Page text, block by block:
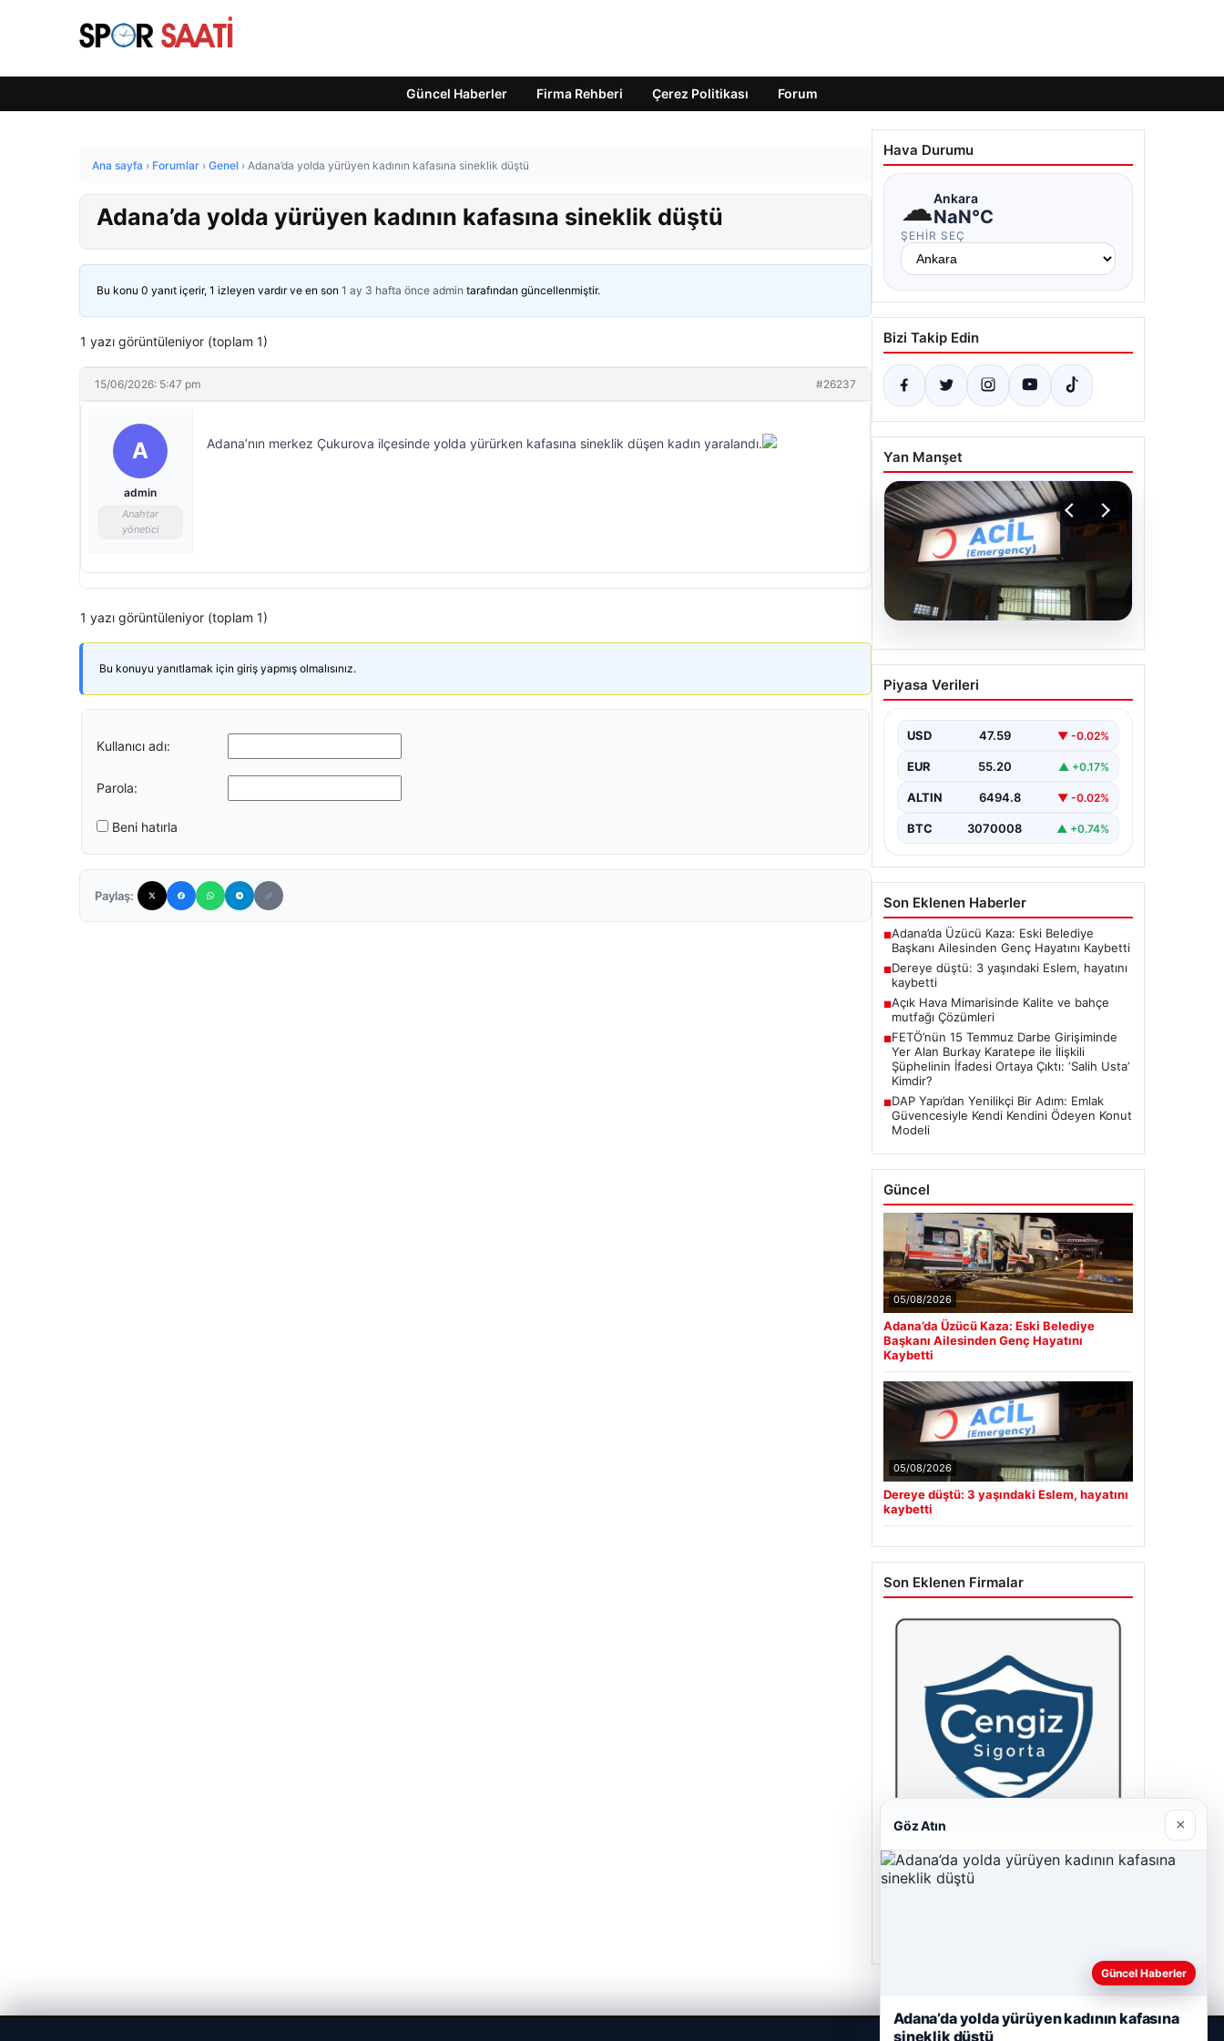
Güncel Haberler Firma Rehberi Çerez Politikası Forum
Ana sayfa › Forumlar › Genel › Adana’da yolda yürüyen kadının kafasına sineklik düştü
Adana’da yolda yürüyen kadının kafasına sineklik düştü
Bu konu 0 yanıt içerir, 1 izleyen vardır ve en son 1 ay 3 hafta önce admin tarafından güncellenmiştir.
1 yazı görüntüleniyor (toplam 1)
15/06/2026: 5:47 pm #26237
A
admin
Anahtar
yönetici
Adana’nın merkez Çukurova ilçesinde yolda yürürken kafasına sineklik düşen kadın yaralandı.
1 yazı görüntüleniyor (toplam 1)
Bu konuyu yanıtlamak için giriş yapmış olmalısınız.
Kullanıcı adı:
Parola:
Beni hatırla
Paylaş:
Hava Durumu
☁Ankara
NaN°C
ŞEHIR SEÇ
Bizi Takip Edin
Yan Manşet
05.08.2026
Dereye düştü: 3 yaşındaki
Eslem, hayatını kaybetti
Piyasa Verileri
USD 47.59 ▼ -0.02%
EUR 55.20 ▲ +0.17%
ALTIN 6494.8 ▼ -0.02%
BTC 3070008 ▲ +0.74%
Son Eklenen Haberler
■Adana’da Üzücü Kaza: Eski Belediye
Başkanı Ailesinden Genç Hayatını Kaybetti
■Dereye düştü: 3 yaşındaki Eslem, hayatını
kaybetti
■Açık Hava Mimarisinde Kalite ve bahçe
mutfağı Çözümleri
■FETÖ’nün 15 Temmuz Darbe Girişiminde
Yer Alan Burkay Karatepe ile İlişkili
Şüphelinin İfadesi Ortaya Çıktı: ‘Salih Usta’
Kimdir?
■DAP Yapı’dan Yenilikçi Bir Adım: Emlak
Güvencesiyle Kendi Kendini Ödeyen Konut
Modeli
Güncel
05/08/2026
Adana’da Üzücü Kaza: Eski Belediye
Başkanı Ailesinden Genç Hayatını
Kaybetti
05/08/2026
Dereye düştü: 3 yaşındaki Eslem, hayatını
kaybetti
Son Eklenen Firmalar
Cengiz Sigorta
Göz Atın ×
Güncel Haberler
Adana’da yolda yürüyen kadının kafasına
sineklik düştü